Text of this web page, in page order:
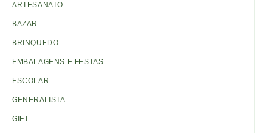
ARTESANATO
BAZAR
BRINQUEDO
EMBALAGENS E FESTAS
ESCOLAR
GENERALISTA
GIFT